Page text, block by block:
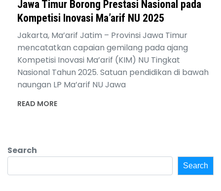
Jawa Timur Borong Prestasi Nasional pada
Kompetisi Inovasi Ma’arif NU 2025
Jakarta, Ma’arif Jatim – Provinsi Jawa Timur
mencatatkan capaian gemilang pada ajang
Kompetisi Inovasi Ma’arif (KIM) NU Tingkat
Nasional Tahun 2025. Satuan pendidikan di bawah
naungan LP Ma’arif NU Jawa
READ MORE
Search
Search